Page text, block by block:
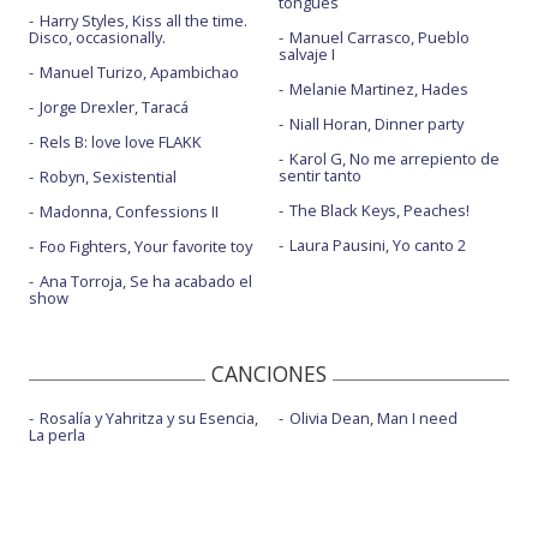
Harry Styles, Kiss all the time.
Disco, occasionally.
Manuel Turizo, Apambichao
Jorge Drexler, Taracá
Rels B: love love FLAKK
Robyn, Sexistential
Madonna, Confessions II
Foo Fighters, Your favorite toy
Ana Torroja, Se ha acabado el
show
Manuel Carrasco, Pueblo
salvaje I
Melanie Martinez, Hades
Niall Horan, Dinner party
Karol G, No me arrepiento de
sentir tanto
The Black Keys, Peaches!
Laura Pausini, Yo canto 2
CANCIONES
Rosalía y Yahritza y su Esencia,
La perla
Olivia Dean, Man I need